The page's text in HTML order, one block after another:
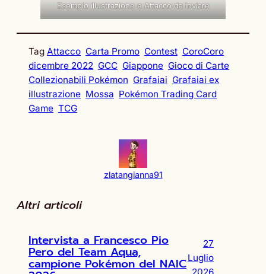
Esempio illustrazione e Attacco da inviare
Tag Attacco Carta Promo Contest CoroCoro
dicembre 2022 GCC Giappone Gioco di Carte
Collezionabili Pokémon Grafaiai Grafaiai ex
illustrazione Mossa Pokémon Trading Card
Game TCG
zlatangianna91
Altri articoli
Intervista a Francesco Pio
Pero del Team Aqua,
campione Pokémon del NAIC
27
Luglio